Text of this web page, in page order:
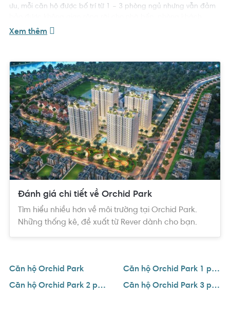
ưu, mỗi căn hộ được bố trí từ 1 – 3 phòng ngủ nhưng vẫn đảm
phòng tắm, ban công là điểm khác biệt không dễ tìm thấy ở dự
Xem thêm
Đánh giá chi tiết về Orchid Park
Tìm hiểu nhiều hơn về môi trường tại Orchid Park.
Những thống kê, đề xuất từ Rever dành cho bạn.
Căn hộ Orchid Park
Căn hộ Orchid Park 1 phòng ngủ
Căn hộ Orchid Park 2 phòng ngủ
Căn hộ Orchid Park 3 phòng ngủ